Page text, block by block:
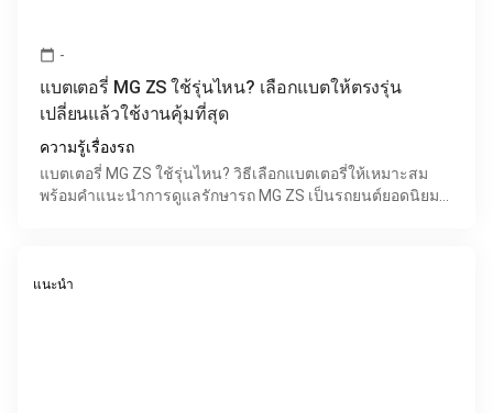
calendar_today -
แบตเตอรี่ MG ZS ใช้รุ่นไหน? เลือกแบตให้ตรงรุ่น
เปลี่ยนแล้วใช้งานคุ้มที่สุด
ความรู้เรื่องรถ
แบตเตอรี่ MG ZS ใช้รุ่นไหน? วิธีเลือกแบตเตอรี่ให้เหมาะสม
พร้อมคำแนะนำการดูแลรักษารถ MG ZS เป็นรถยนต์ยอดนิยมที่
แนะนำ